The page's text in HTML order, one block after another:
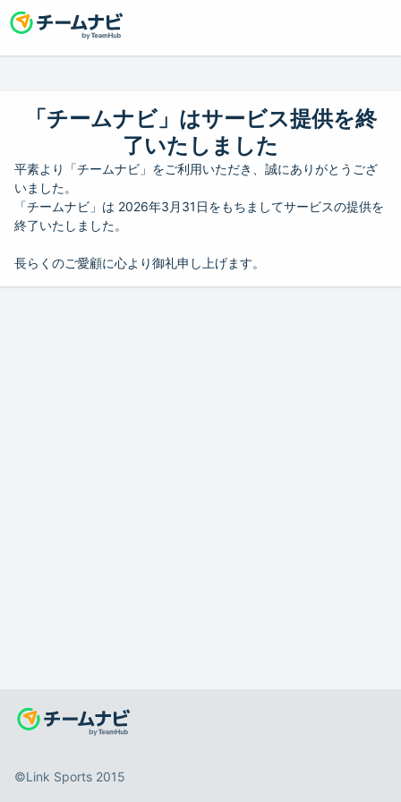
「チームナビ」はサービス提供を終
了いたしました
平素より「チームナビ」をご利用いただき、誠にありがとうござ
いました。
「チームナビ」は 2026年3月31日をもちましてサービスの提供を
終了いたしました。
長らくのご愛顧に心より御礼申し上げます。
©️Link Sports 2015